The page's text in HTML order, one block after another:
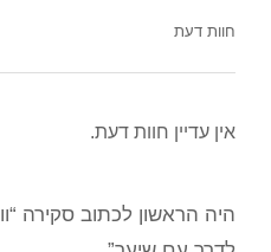
חוות דעת
אין עדיין חוות דעת.
היה הראשון לכתוב סקירה